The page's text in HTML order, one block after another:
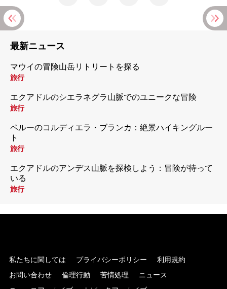
最新ニュース
マウイの冒険山岳リトリートを探る
旅行
エクアドルのシエラネグラ山脈でのユニークな冒険
旅行
ペルーのコルディエラ・ブランカ：絶景ハイキングルー
ト
旅行
エクアドルのアンデス山脈を探検しよう：冒険が待って
いる
旅行
私たちに関しては プライバシーポリシー
利用規約
お問い合わせ
倫理行動 苦情処理
ニュース